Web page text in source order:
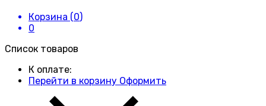
Корзина (0)
0
Список товаров
К оплате:
Перейти в корзину Оформить